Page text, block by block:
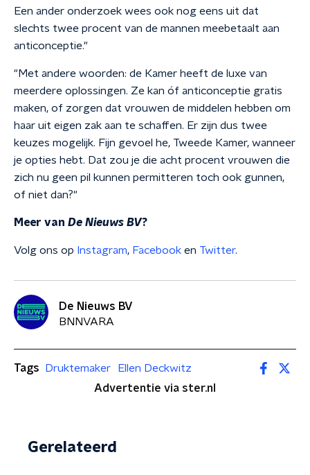
Een ander onderzoek wees ook nog eens uit dat
slechts twee procent van de mannen meebetaalt aan
anticonceptie."
"Met andere woorden: de Kamer heeft de luxe van
meerdere oplossingen. Ze kan óf anticonceptie gratis
maken, of zorgen dat vrouwen de middelen hebben om
haar uit eigen zak aan te schaffen. Er zijn dus twee
keuzes mogelijk. Fijn gevoel he, Tweede Kamer, wanneer
je opties hebt. Dat zou je die acht procent vrouwen die
zich nu geen pil kunnen permitteren toch ook gunnen,
of niet dan?"
Meer van De Nieuws BV?
Volg ons op Instagram, Facebook en Twitter.
De Nieuws BV
BNNVARA
Tags Druktemaker
Ellen Deckwitz
Advertentie via ster.nl
Gerelateerd